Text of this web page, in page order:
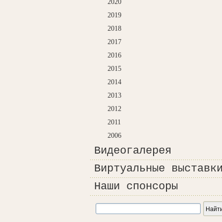
2020
2019
2018
2017
2016
2015
2014
2013
2012
2011
2006
Видеогалерея
Виртуальные
Наши спонсоры